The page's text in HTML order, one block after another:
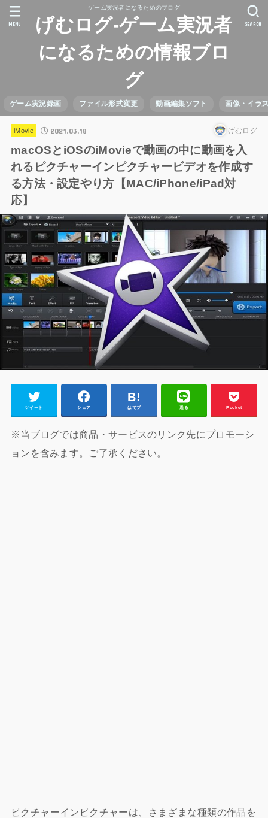
ゲーム実況者になるためのブログ
げむログ-ゲーム実況者
になるための情報ブロ
グ
ゲーム実況録画 ファイル形式変更 動画編集ソフト 画像・イラ
SEARCH
MENU
iMovie 2021.03.18 げむログ
macOSとiOSのiMovieで動画の中に動画を入
れるピクチャーインピクチャービデオを作成す
る方法・設定やり方【MAC/iPhone/iPad対
応】
ツイート シェア はてブ 送る Pocket
※当ブログでは商品・サービスのリンク先にプロモーシ
ョンを含みます。ご了承ください。
ピクチャーインピクチャーは、さまざまな種類の作品を